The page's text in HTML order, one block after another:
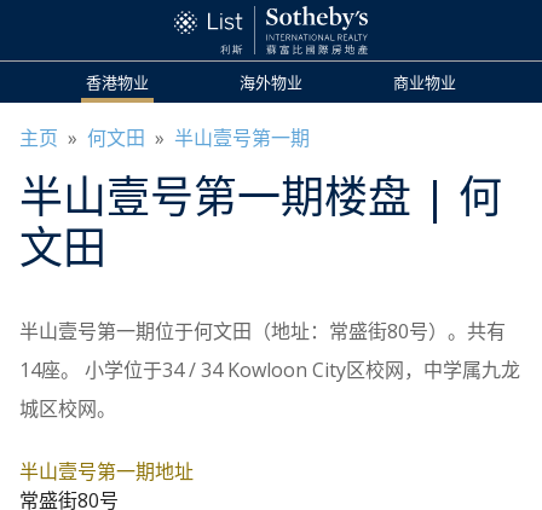
香港物业 海外物业 商业物业
主页 » 何文田 » 半山壹号第一期
半山壹号第一期楼盘 | 何
文田
半山壹号第一期位于何文田（地址：常盛街80号）。共有
14座。 小学位于34 / 34 Kowloon City区校网，中学属九龙
城区校网。
半山壹号第一期地址
常盛街80号